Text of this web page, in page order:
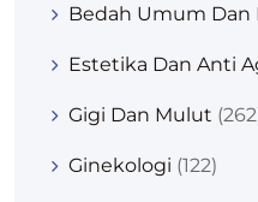
Bedah Umum Dan
Estetika Dan Anti
Gigi Dan Mulut
Ginekologi (122)